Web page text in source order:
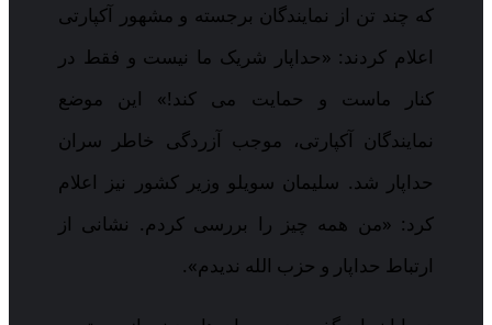
که چند تن از نمایندگان برجسته و مشهور آکپارتی
اعلام کردند: «حداپار شریک ما نیست و فقط در
کنار ماست و حمایت می کند!» این موضع
نمایندگان آکپارتی، موجب آزردگی خاطر سران
حداپار شد. سلیمان سویلو وزیر کشور نیز اعلام
کرد: «من همه چیز را بررسی کردم. نشانی از
ارتباط حداپار و حزب الله ندیدم».